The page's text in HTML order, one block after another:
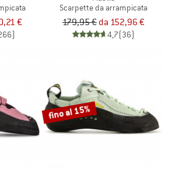
€
Scarpette da arrampicata
179,95 € da 152,96 €
4,7(36)
fino al 15%